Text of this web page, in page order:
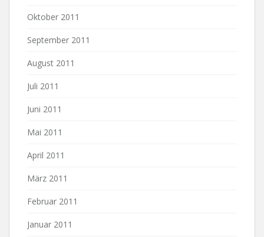
Oktober 2011
September 2011
August 2011
Juli 2011
Juni 2011
Mai 2011
April 2011
März 2011
Februar 2011
Januar 2011